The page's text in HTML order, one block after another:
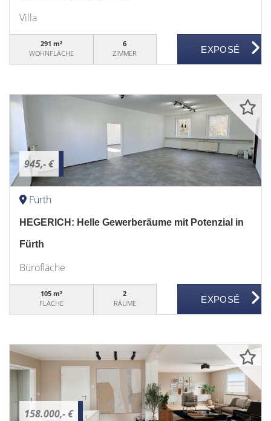
Villa
291 m²
WOHNFLÄCHE
6
ZIMMER
945,- €
Fürth
HEGERICH: Helle Gewerberäume mit Potenzial in
Fürth
Bürofläche
105 m²
FLÄCHE
2
RÄUME
158.000,- €